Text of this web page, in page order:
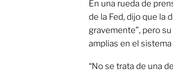
En una rueda de
de la Fed, dijo que la
gravemente”, pero
amplias en el
“No se trata de una